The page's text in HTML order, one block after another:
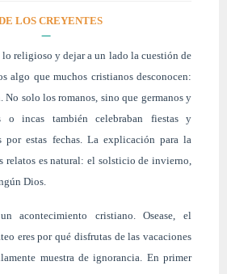
LOS CREYENTES
lo religioso y dejar a un lado la cuestión de
algo que muchos cristianos desconocen:
. No solo los romanos, sino que germanos y
o incas también celebraban fiestas y
por estas fechas. La explicación para la
relatos es natural: el solsticio de invierno,
Dios.
acontecimiento cristiano. Osease, el
eres por qué disfrutas de las vacaciones
muestra de ignorancia. En primer